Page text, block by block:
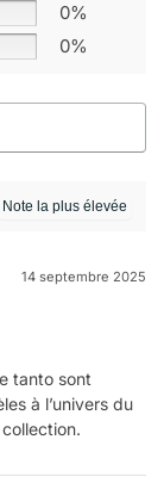
0%
0%
14 septembre 2025
tanto sont
à l’univers du